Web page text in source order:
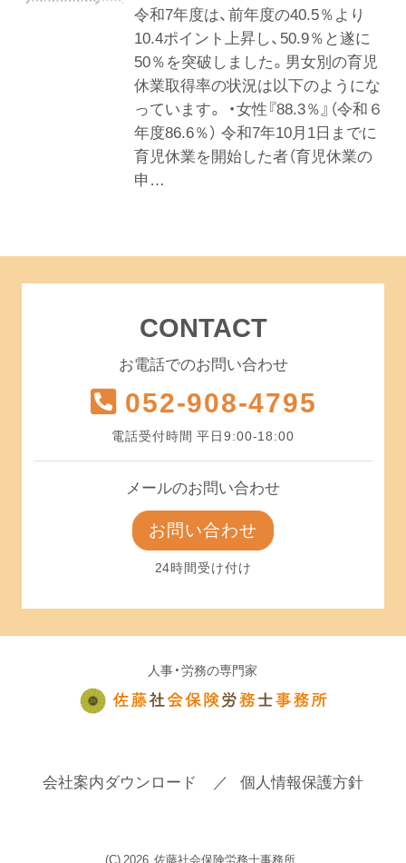
令和7年度は、前年度の40.5％より
10.4ポイント上昇し、50.9％と遂に
50％を突破しました。男女別の育児
休業取得率の状況は以下のようにな
っています。 ・女性『88.3％』（令和６
年度86.6％） 令和7年10月1日までに
育児休業を開始した者（育児休業の
申…
CONTACT
お電話でのお問い合わせ
052-908-4795
電話受付時間 平日9:00-18:00
メールのお問い合わせ
お問い合わせ
24時間受け付け
人事・労務の専門家
会社案内ダウンロード 個人情報保護方針
(C) 2026 佐藤社会保険労務士事務所.